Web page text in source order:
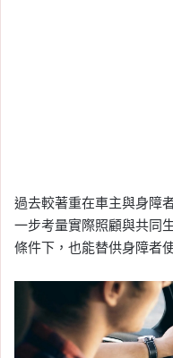
過去較著重在車主與身障
一步考量實際照顧與共同
條件下，也能替供身障者